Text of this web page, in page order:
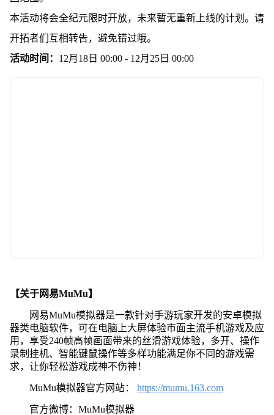
本活动将会全纪元限时开放，未来暂无重新上线的计划。请
开拓者们互相转告，避免错过哦。
活动时间： 12月18日 00:00 - 12月25日 00:00
【关于网易MuMu】
网易MuMu模拟器是一款针对手游玩家开发的安卓模拟
器类电脑软件，可在电脑上大屏体验市面主流手机游戏及应
用，享受240帧高帧画面带来的丝滑游戏体验，多开、操作
录制挂机、智能键鼠操作等多样功能满足你不同的游戏需
求，让你轻松游戏成神不伤神！
MuMu模拟器官方网站： https://mumu.163.com
官方微博：MuMu模拟器